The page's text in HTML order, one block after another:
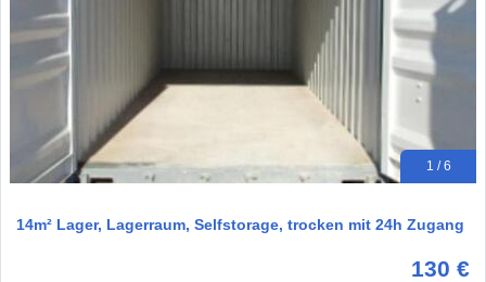
1 / 6
14m² Lager, Lagerraum, Selfstorage, trocken mit 24h Zugang
130 €